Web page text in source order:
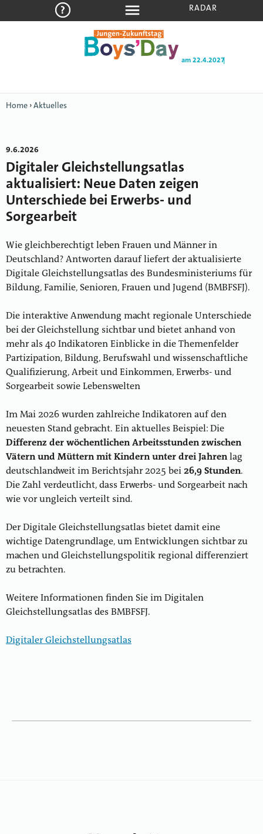
am 22.4.2027|
RADAR
Home ›Aktuelles
9.6.2026
Digitaler Gleichstellungsatlas
aktualisiert: Neue Daten zeigen
Unterschiede bei Erwerbs- und
Sorgearbeit
Wie gleichberechtigt leben Frauen und Männer in
Deutschland? Antworten darauf liefert der aktualisierte
Digitale Gleichstellungsatlas des Bundesministeriums für
Bildung, Familie, Senioren, Frauen und Jugend (BMBFSFJ).
Die interaktive Anwendung macht regionale Unterschiede
bei der Gleichstellung sichtbar und bietet anhand von
mehr als 40 Indikatoren Einblicke in die Themenfelder
Partizipation, Bildung, Berufswahl und wissenschaftliche
Qualifizierung, Arbeit und Einkommen, Erwerbs- und
Sorgearbeit sowie Lebenswelten
Im Mai 2026 wurden zahlreiche Indikatoren auf den
neuesten Stand gebracht. Ein aktuelles Beispiel: Die
Differenz der wöchentlichen Arbeitsstunden zwischen
Vätern und Müttern mit Kindern unter drei Jahren lag
deutschlandweit im Berichtsjahr 2025 bei 26,9 Stunden.
Die Zahl verdeutlicht, dass Erwerbs- und Sorgearbeit nach
wie vor ungleich verteilt sind.
Der Digitale Gleichstellungsatlas bietet damit eine
wichtige Datengrundlage, um Entwicklungen sichtbar zu
machen und Gleichstellungspolitik regional differenziert
zu betrachten.
Weitere Informationen finden Sie im Digitalen
Gleichstellungsatlas des BMBFSFJ.
Digitaler Gleichstellungsatlas